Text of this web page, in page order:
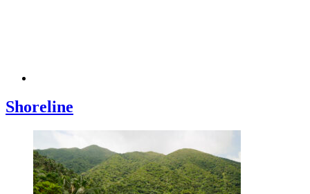
Shoreline